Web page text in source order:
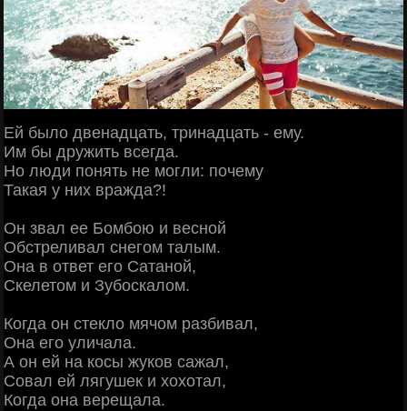
Ей было двенадцать, тринадцать - ему.
Им бы дружить всегда.
Но люди понять не могли: почему
Такая у них вражда?!
Он звал ее Бомбою и весной
Обстреливал снегом талым.
Она в ответ его Сатаной,
Скелетом и Зубоскалом.
Когда он стекло мячом разбивал,
Она его уличала.
А он ей на косы жуков сажал,
Совал ей лягушек и хохотал,
Когда она верещала.